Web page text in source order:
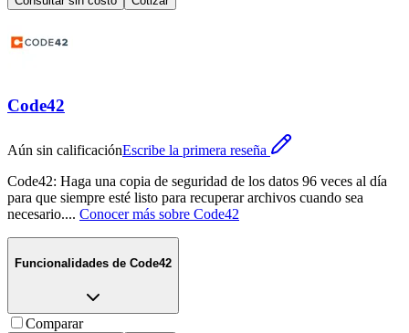
Code42
Aún sin calificaciónEscribe la primera reseña
Code42: Haga una copia de seguridad de los datos 96 veces al día
para que siempre esté listo para recuperar archivos cuando sea
necesario.... Conocer más sobre Code42
Funcionalidades de Code42
Comparar